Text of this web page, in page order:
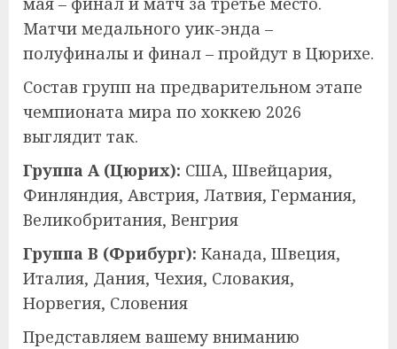
Матчи медального уик-энда –
полуфиналы и финал – пройдут в Цюрихе.
Состав групп на предварительном этапе
чемпионата мира по хоккею 2026
выглядит так.
Группа А (Цюрих): США, Швейцария,
Финляндия, Австрия, Латвия, Германия,
Великобритания, Венгрия
Группа В (Фрибург): Канада, Швеция,
Италия, Дания, Чехия, Словакия,
Норвегия, Словения
Представляем вашему вниманию